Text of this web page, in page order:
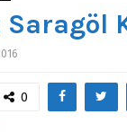
Saragöl
0